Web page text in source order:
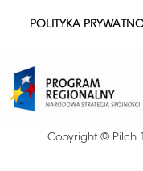
POLITYKA
Copyright © Pilch